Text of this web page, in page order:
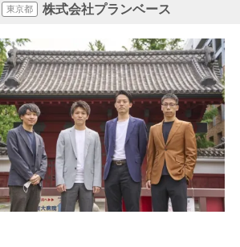
東京都 株式会社プランベース